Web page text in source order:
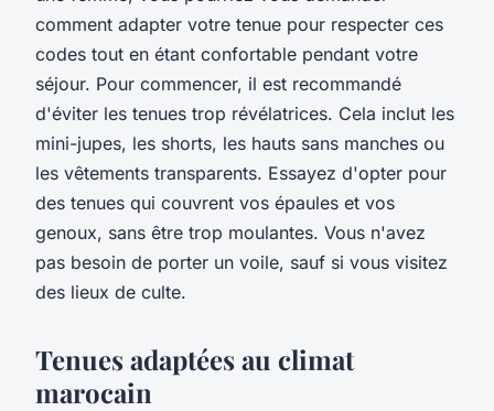
comment adapter votre tenue pour respecter ces
codes tout en étant confortable pendant votre
séjour. Pour commencer, il est recommandé
d'éviter les tenues trop révélatrices. Cela inclut les
mini-jupes, les shorts, les hauts sans manches ou
les vêtements transparents. Essayez d'opter pour
des tenues qui couvrent vos épaules et vos
genoux, sans être trop moulantes. Vous n'avez
pas besoin de porter un voile, sauf si vous visitez
des lieux de culte.
Tenues adaptées au climat
marocain